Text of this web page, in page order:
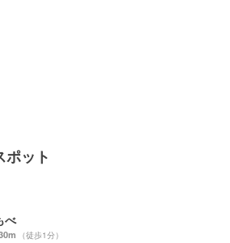
ポット
べ
（徒歩1分）